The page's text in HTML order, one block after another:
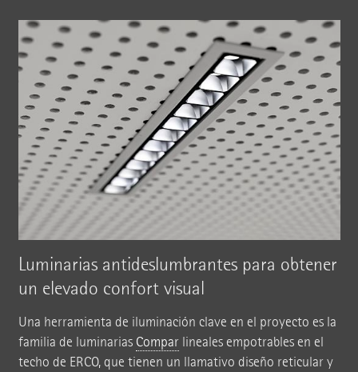
Luminarias antideslumbrantes para obtener
un elevado confort visual
Una herramienta de iluminación clave en el proyecto es la
familia de luminarias Comparlineales empotrables en el
techo de ERCO, que tienen un llamativo diseño reticular y